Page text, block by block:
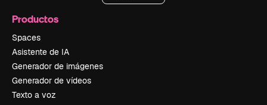
Productos
Spaces
Asistente de IA
Generador de imágenes
Generador de vídeos
Texto a voz